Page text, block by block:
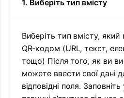
1. Виберіть тип вмісту
Виберіть тип вмісту,
QR-кодом (URL, текст,
тощо) Після того, як ви
можете ввести свої дані
відповідні поля. Заповніть